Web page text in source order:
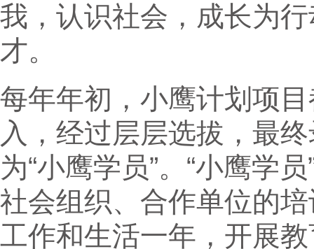
我，认识社会，成长为
才。
每年年初，小鹰计划项
入，经过层层选拔，最
为“小鹰学员”。“小鹰学
社会组织、合作单位的
工作和生活一年，开展